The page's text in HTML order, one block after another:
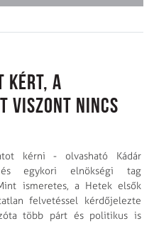
kért, a
viszont nincs
kérni - olvasható Kádár
és egykori elnökségi tag
ismeretes, a Hetek elsők
felvetéssel kérdőjelezte
több párt és politikus is